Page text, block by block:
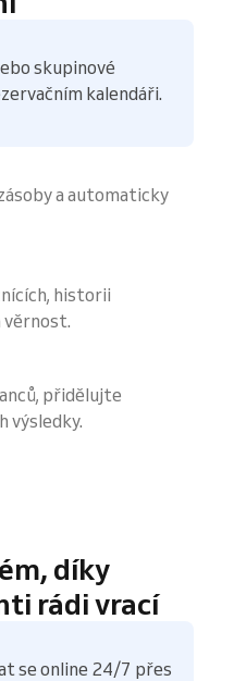
skupinové
kalendáři.
a automaticky
historii
věrnost.
přidělujte
výsledky.
díky
rádi vrací
se online 24/7 přes